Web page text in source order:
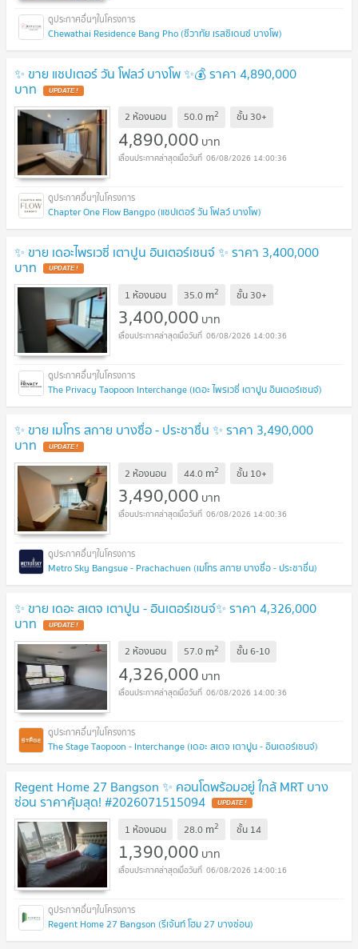
Chewathai Residence Bang Pho (ชีวาทัย เรสซิเดนซ์ บางโพ)
✨ ขาย แชปเตอร์ วัน โฟลว์ บางโพ ✨💰 ราคา 4,890,000
บาท
2 ห้องนอน 50.0 m2 ชั้น 30+
4,890,000 บาท
06/08/2026 14:00:36
Chapter One Flow Bangpo (แชปเตอร์ วัน โฟลว์ บางโพ)
✨ ขาย เดอะไพรเวซี่ เตาปูน อินเตอร์เชนจ์ ✨ ราคา 3,400,000
บาท
1 ห้องนอน 35.0 m2 ชั้น 30+
3,400,000 บาท
06/08/2026 14:00:36
The Privacy Taopoon Interchange (เดอะ ไพรเวซี่ เตาปูน อินเตอร์เชนจ์)
✨ ขาย เมโทร สกาย บางซื่อ - ประชาชื่น ✨ ราคา 3,490,000
บาท
2 ห้องนอน 44.0 m2 ชั้น 10+
3,490,000 บาท
06/08/2026 14:00:36
Metro Sky Bangsue - Prachachuen (เมโทร สกาย บางซื่อ - ประชาชื่น)
✨ ขาย เดอะ สเตจ เตาปูน - อินเตอร์เชนจ์✨ ราคา 4,326,000
บาท
2 ห้องนอน 57.0 m2 ชั้น6-10
4,326,000 บาท
06/08/2026 14:00:36
The Stage Taopoon - Interchange (เดอะ สเตจ เตาปูน - อินเตอร์เชนจ์)
Regent Home 27 Bangson ✨ คอนโดพร้อมอยู่ ใกล้ MRT บาง
ซ่อน ราคาคุ้มสุด! #2026071515094
1 ห้องนอน 28.0 m2 ชั้น 14
1,390,000 บาท
06/08/2026 14:00:16
Regent Home 27 Bangson (รีเจ้นท์ โฮม 27 บางซ่อน)